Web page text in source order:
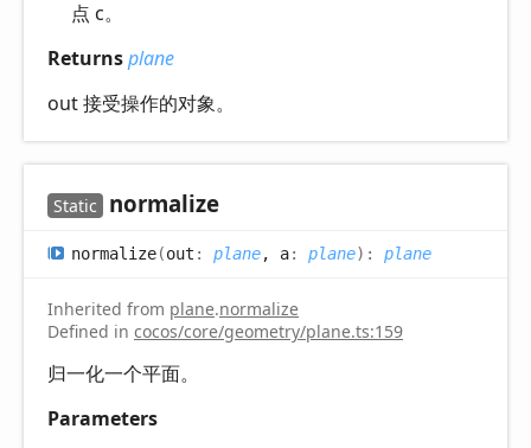
点 c。
Returnsplane
out 接受操作的对象。
Static normalize
normalize(out : plane, a: plane) : plane
Inherited from plane.normalize
Defined in cocos/core/geometry/plane.ts:159
归一化一个平面。
Parameters